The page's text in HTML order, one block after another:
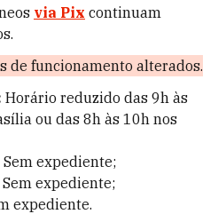
via Pix continuam
de funcionamento alterados.
Horário reduzido das 9h às
ou das 8h às 10h nos
Sem expediente;
Sem expediente;
expediente.